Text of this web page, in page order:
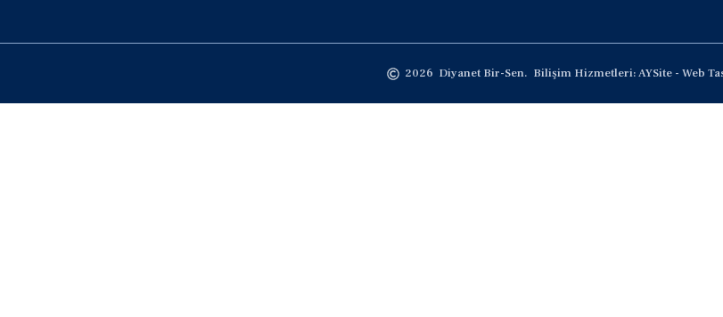
2026 Diyanet Bir-Sen. Bilişim Hizmetleri: AYSite - Web